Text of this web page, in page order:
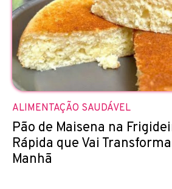
ALIMENTAÇÃO SAUDÁVEL
Pão de Maisena na
Rápida que Vai
Manhã